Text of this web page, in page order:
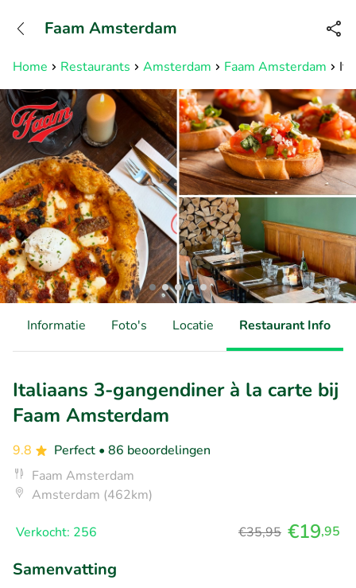
Bereikbaar tot 23:00 uur
Home Restaurants Amsterdam Faam Amsterdam
Faam Amsterdam
Informatie Foto's Locatie Restaurant Info
Italiaans 3-gangendiner à la carte bij
Faam Amsterdam
9.8 Perfect • 86 beoordelingen
Faam Amsterdam
Amsterdam (462km)
Verkocht: 256 €35,95 €19,95
Samenvatting